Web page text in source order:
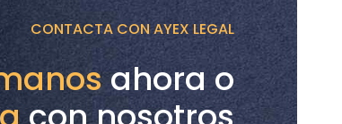
CONTACTA CON AYEX LEGAL
ahora o